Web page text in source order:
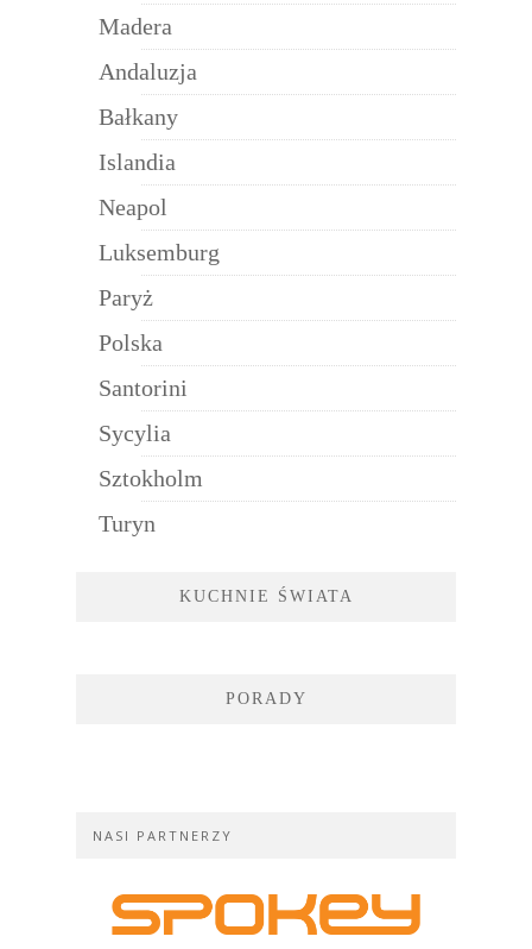
Madera
Andaluzja
Bałkany
Islandia
Neapol
Luksemburg
Paryż
Polska
Santorini
Sycylia
Sztokholm
Turyn
KUCHNIE ŚWIATA
PORADY
NASI PARTNERZY